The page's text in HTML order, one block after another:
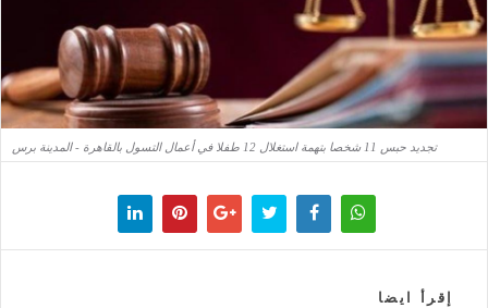
تجديد حبس 11 شخصا بتهمة استغلال 12 طفلا في أعمال التسول بالقاهرة - المدينة برس
إقرأ ايضا